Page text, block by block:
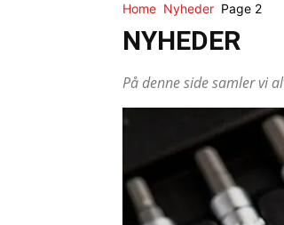
Home Nyheder Page 2
NYHEDER
På denne side samler vi